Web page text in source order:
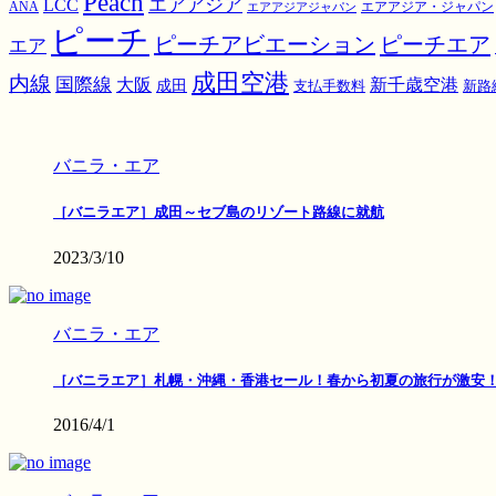
ANA LCC エアアジア エアアジアジャパン エアアジア・ジャパン
エア ピーチ ピーチアビエーション ピーチエア
内線 国際線 大阪 成田 成田空港 支払手数料 新千歳空港 新路
バニラ・エア
［バニラエア］成田～セブ島のリゾート路線に就航
2023/3/10
バニラ・エア
［バニラエア］札幌・沖縄・香港セール！春から初夏の旅行が激安！
2016/4/1